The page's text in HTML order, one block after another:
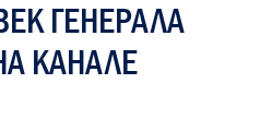
ГЕНЕРАЛА
КАНАЛЕ